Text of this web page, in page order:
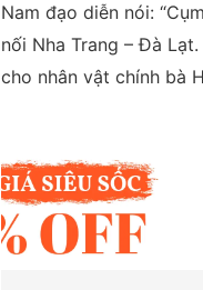
Nam đạo diễn nói:
nối Nha Trang – Đà
cho nhân vật chính bà